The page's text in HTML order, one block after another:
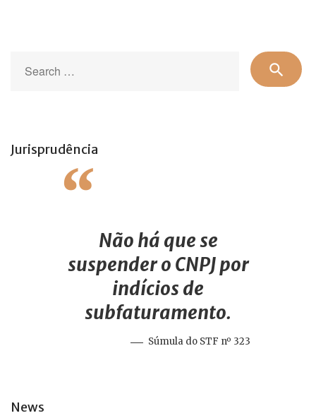
for:
search
Jurisprudência
Não há que se
suspender o CNPJ por
indícios de
subfaturamento.
Súmula do STF nº 323
News